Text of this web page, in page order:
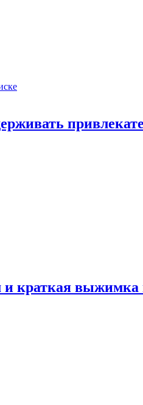
и краткая выжимка